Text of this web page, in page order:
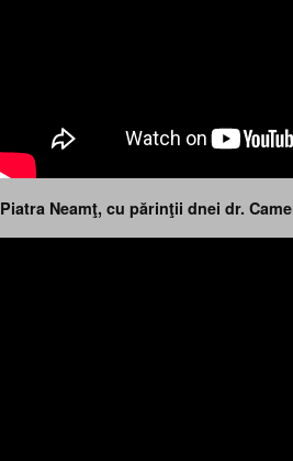
Piatra Neamţ, cu părinţii dnei dr.